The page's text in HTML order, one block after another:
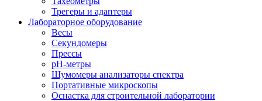
Трегеры и адаптеры
Лабораторное оборудование
Весы
Секундомеры
Прессы
pH-метры
Шумомеры анализаторы спектра
Портативные микроскопы
Оснастка для строительной лаборатории